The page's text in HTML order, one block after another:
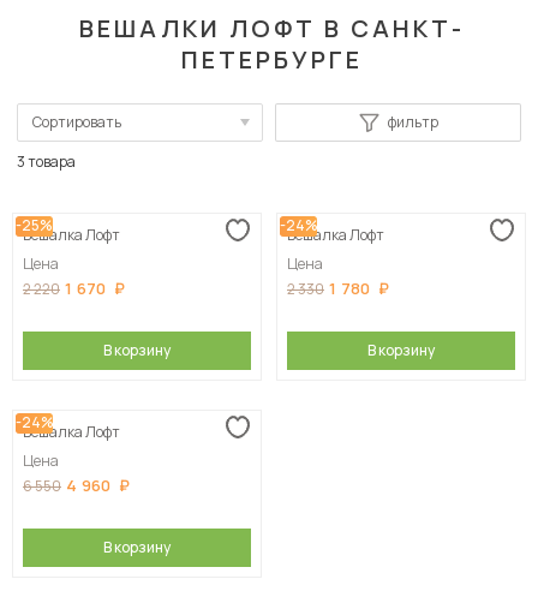
ВЕШАЛКИ ЛОФТ В САНКТ-
ПЕТЕРБУРГЕ
Сортировать
Сначала дорогие
фильтр
3 товара
-25%
Вешалка Лофт
Цена
2 220 1 670
В корзину
-24%
Вешалка Лофт
Цена
2 330 1 780
В корзину
-24%
Вешалка Лофт
Цена
6 550 4 960
В корзину